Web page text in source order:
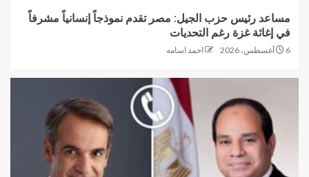
مساعد رئيس حزب الجيل: مصر تقدم نموذجاً إنسانياً مشرفاً
في إغاثة غزة رغم التحديات
6 أغسطس، 2026 احمد اسامه